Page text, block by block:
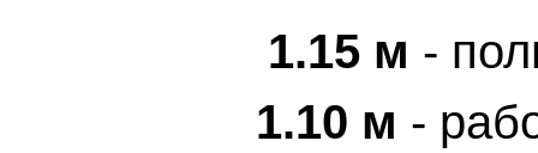
1.15 м -
1.10 м -